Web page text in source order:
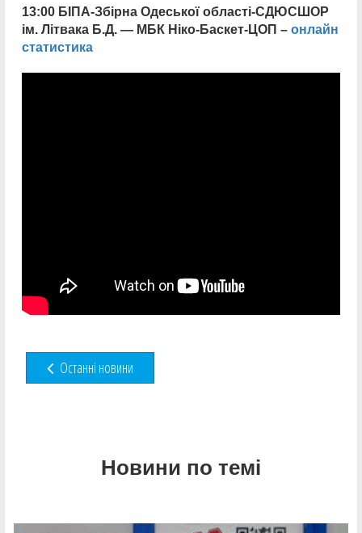
13:00 БІПА-Збірна Одеської області-СДЮСШОР
ім. Літвака Б.Д. — МБК Ніко-Баскет-ЦОП – онлайн
статистика
Останні новини
Новини по темі